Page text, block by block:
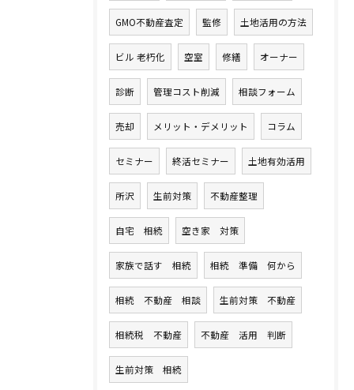
GMO不動産査定 監修 土地活用の方法
ビル 老朽化 空室 修繕 オーナー
診断 管理コスト削減 相談フォーム
売却 メリット・デメリット コラム
セミナー 終活セミナー 土地有効活用
所沢 生前対策 不動産整理
自宅 相続 空き家 対策
家族で話す 相続 相続 準備 何から
相続 不動産 相談 生前対策 不動産
相続税 不動産 不動産 活用 判断
生前対策 相続